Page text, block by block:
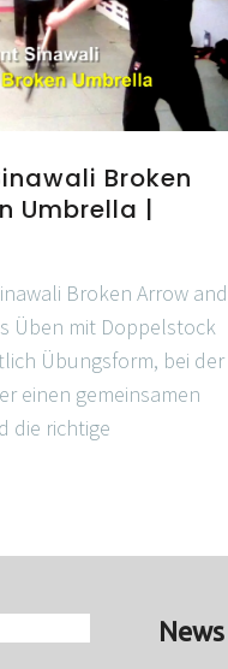
Broken
Umbrella |
Broken Arrow and
Üben mit Doppelstock
Übungsform, bei der
einen gemeinsamen
die richtige
News